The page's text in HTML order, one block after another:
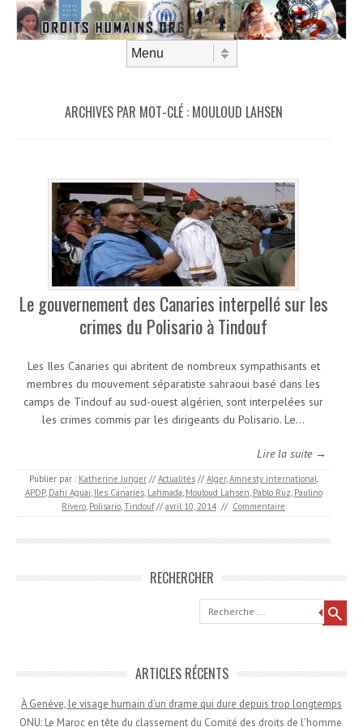
ARCHIVES PAR MOT-CLÉ : MOULOUD LAHSEN
Le gouvernement des Canaries interpellé sur les
crimes du Polisario à Tindouf
Les Iles Canaries qui abritent de nombreux sympathisants et
membres du mouvement séparatiste sahraoui basé dans les
camps de Tindouf au sud-ouest algérien, sont interpelées sur
les crimes commis par les dirigeants du Polisario. Le…
Lire la suite →
Publier par : Katherine Junger // Actualités // Alger,Amnesty international,
APDP, Dahi Aguai, Iles Canaries, Lahmada, Mouloud Lahsen, Pablo Ruz, Paulino
Rivero, Polisario,Tindouf // avril 10, 2014 // Commentaire
RECHERCHER
Recherche
ARTICLES RÉCENTS
À Genève, le visage humain d’un drame qui dure depuis trop longtemps
ONU: Le Maroc en tête du classement du Comité des droits de l’homme